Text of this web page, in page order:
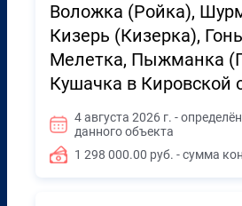
Воложка (Ройка),
Кизерь (Кизерка),
Мелетка, Пыжманка
Кушачка в Кировской
4 августа 2026 г. -
данного объекта
1 298 000.00 руб. - сумма